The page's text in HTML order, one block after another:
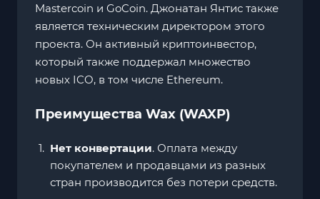
Mastercoin и GoCoin. Джонатан Янтис также
является техническим директором этого
проекта. Он активный криптоинвестор,
который также поддержал множество
новых ICO, в том числе Ethereum.
Преимущества Wax (WAXP)
Нет конвертации. Оплата между
покупателем и продавцами из разных
стран производится без потери средств.